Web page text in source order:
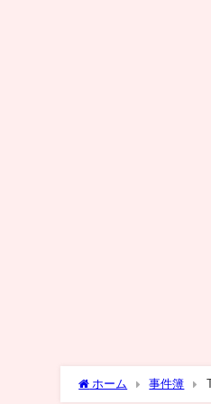
ホーム 事件簿